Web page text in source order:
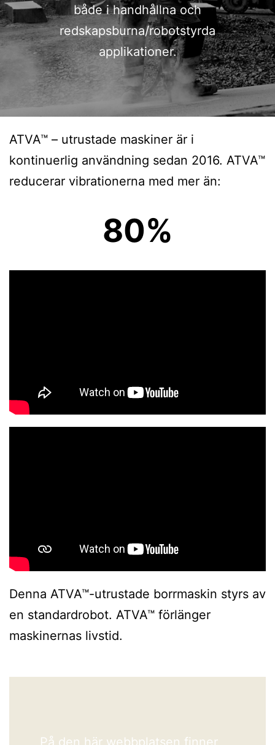
både i handhållna och
redskapsburna/robotstyrda
applikationer.
ATVA™ – utrustade maskiner är i
kontinuerlig användning sedan 2016. ATVA™
reducerar vibrationerna med mer än:
80%
Denna ATVA™-utrustade borrmaskin styrs av
en standardrobot. ATVA™ förlänger
maskinernas livstid.
På den här webbplatsen finner